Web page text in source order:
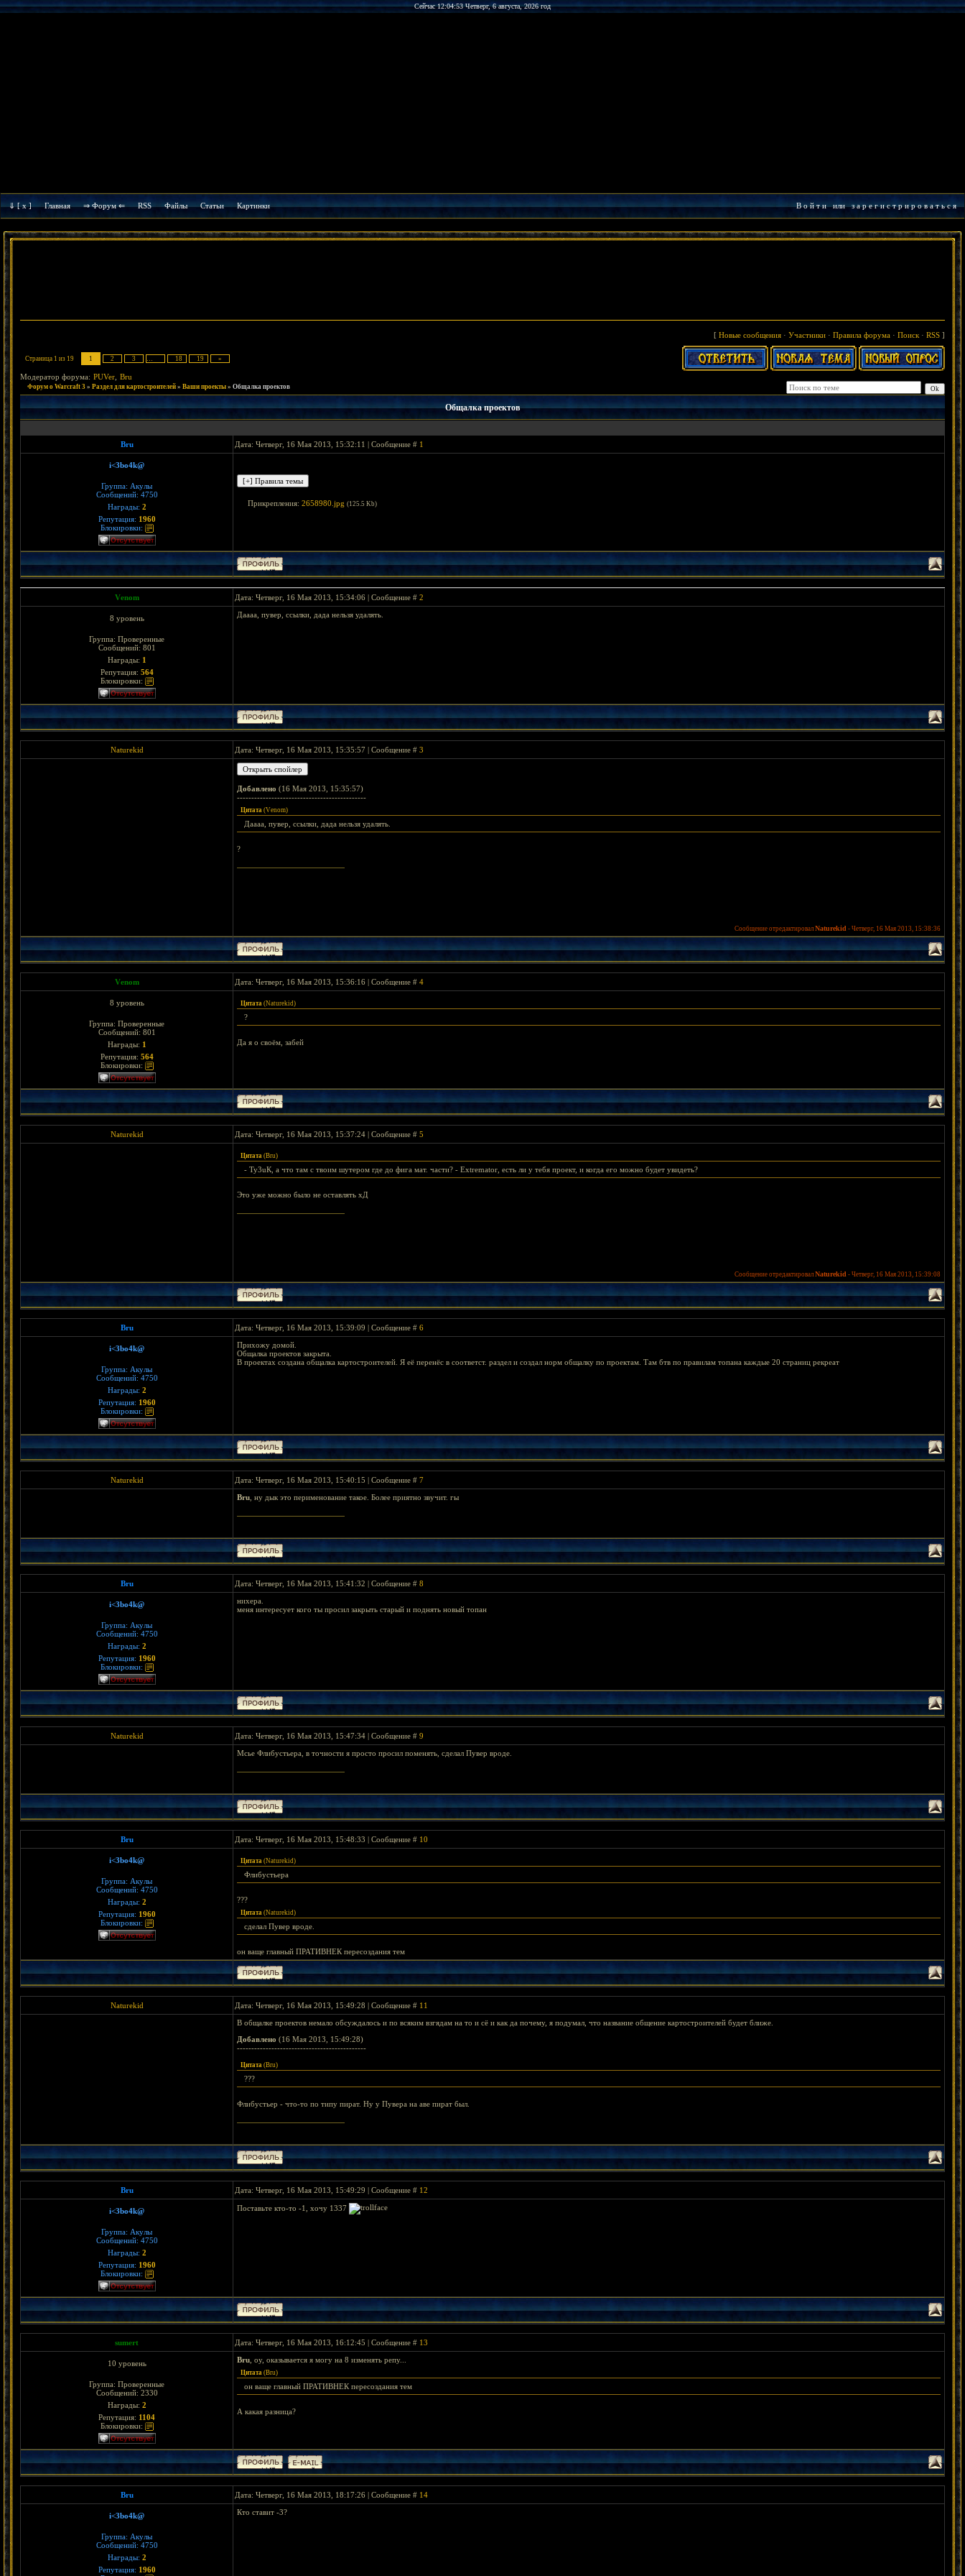
Сейчас 12:04:53 Четверг, 6 августа, 2026 год
⇓ [ x ] Главная ⇒ Форум ⇐ RSS Файлы Cтатьи Картинки В о й т иилиз а р е г и с т р и р о в а т ь с я
[ Новые сообщения · Участники · Правила форума · Поиск · RSS ]
Страница 1 из 19 1 2 3 … 18 19 »
Модератор форума: PUVer Bru
Форум о Warcraft 3 » Раздел для картостроителей » Ваши проекты » Общалка проектов
Общалка проектов
Bru Дата: Четверг, 16 Мая 2013, 15:32:11 | Сообщение # 1
i<3bo4k@
Группа: Акулы
Сообщений: 4750
Награды: 2
Репутация: 1960
Блокировки:
Прикрепления: 2658980.jpg (125.5 Kb)
Vеnom Дата: Четверг, 16 Мая 2013, 15:34:06 | Сообщение # 2
8 уровень
Группа: Проверенные
Сообщений: 801
Награды: 1
Репутация: 564
Блокировки:
Даааа, пувер, ссылки, дада нельзя удалять.
Naturekid Дата: Четверг, 16 Мая 2013, 15:35:57 | Сообщение # 3
Добавлено (16 Мая 2013, 15:35:57)
---------------------------------------------
Цитата (Vеnom)
Даааа, пувер, ссылки, дада нельзя удалять.
?
Сообщение отредактировал Naturekid - Четверг, 16 Мая 2013, 15:38:36
Vеnom Дата: Четверг, 16 Мая 2013, 15:36:16 | Сообщение # 4
8 уровень
Группа: Проверенные
Сообщений: 801
Награды: 1
Репутация: 564
Блокировки:
Цитата (Naturekid)
?
Да я о своём, забей
Naturekid Дата: Четверг, 16 Мая 2013, 15:37:24 | Сообщение # 5
Цитата (Bru)
- Ту3uК, а что там с твоим шутером где до фига мат. части? - Extremator, есть ли у тебя проект, и когда его можно будет увидеть?
Это уже можно было не оставлять хД
Сообщение отредактировал Naturekid - Четверг, 16 Мая 2013, 15:39:08
Bru Дата: Четверг, 16 Мая 2013, 15:39:09 | Сообщение # 6
i<3bo4k@
Группа: Акулы
Сообщений: 4750
Награды: 2
Репутация: 1960
Блокировки:
Прихожу домой.
Общалка проектов закрыта.
В проектах создана общалка картостроителей. Я её перенёс в соответст. раздел и создал норм общалку по проектам. Там бтв по правилам топана каждые 20 страниц рекреат
Naturekid Дата: Четверг, 16 Мая 2013, 15:40:15 | Сообщение # 7
Bru , ну дык это перименование такое. Более приятно звучит. гы
Bru Дата: Четверг, 16 Мая 2013, 15:41:32 | Сообщение # 8
i<3bo4k@
Группа: Акулы
Сообщений: 4750
Награды: 2
Репутация: 1960
Блокировки:
нихера.
меня интересует кого ты просил закрыть старый и поднять новый топан
Naturekid Дата: Четверг, 16 Мая 2013, 15:47:34 | Сообщение # 9
Мсье Флибустьера, в точности я просто просил поменять, сделал Пувер вроде.
Bru Дата: Четверг, 16 Мая 2013, 15:48:33 | Сообщение # 10
i<3bo4k@
Группа: Акулы
Сообщений: 4750
Награды: 2
Репутация: 1960
Блокировки:
Цитата (Naturekid)
Флибустьера
???
Цитата (Naturekid)
сделал Пувер вроде.
он ваще главный ПРАТИВНЕК пересоздания тем
Naturekid Дата: Четверг, 16 Мая 2013, 15:49:28 | Сообщение # 11
В общалке проектов немало обсуждалось и по всяким взгядам на то и сё и как да почему, я подумал, что название общение картостроителей будет ближе.
Добавлено (16 Мая 2013, 15:49:28)
---------------------------------------------
Цитата (Bru)
???
Флибустьер - что-то по типу пират. Ну у Пувера на аве пират был.
Bru Дата: Четверг, 16 Мая 2013, 15:49:29 | Сообщение # 12
i<3bo4k@
Группа: Акулы
Сообщений: 4750
Награды: 2
Репутация: 1960
Блокировки:
Поставьте кто-то -1, хочу 1337
sumert Дата: Четверг, 16 Мая 2013, 16:12:45 | Сообщение # 13
10 уровень
Группа: Проверенные
Сообщений: 2330
Награды: 2
Репутация: 1104
Блокировки:
Bru , оу, оказывается я могу на 8 изменять репу...
Цитата (Bru)
он ваще главный ПРАТИВНЕК пересоздания тем
А какая разница?
Bru Дата: Четверг, 16 Мая 2013, 18:17:26 | Сообщение # 14
i<3bo4k@
Группа: Акулы
Сообщений: 4750
Награды: 2
Репутация: 1960
Кто ставит -3?